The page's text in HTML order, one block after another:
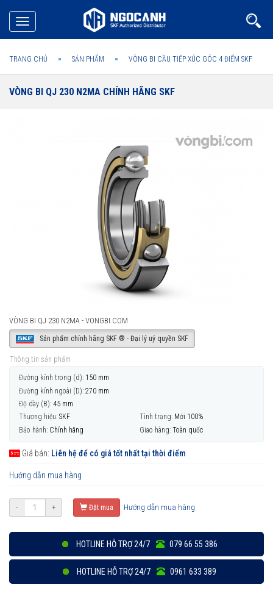
Toggle
navigation
TRANG CHỦ SẢN PHẨM VÒNG BI CẦU TIẾP XÚC GÓC 4 ĐIỂM SKF
VÒNG BI QJ 230 N2MA CHÍNH HÃNG SKF
VÒNG BI QJ 230 N2MA - VONGBI.COM
Sản phẩm chính hãng SKF ® - Đại lý uỷ quyền SKF
Thông tin sản phẩm
Đường kính trong (d): 150 mm
Đường kính ngoài (D): 270 mm
Độ dày (B): 45 mm
Thương hiệu: SKF Tình trạng: Mới 100%
Bảo hành: Chính hãng Giao hàng: Toàn quốc
Giá bán: Liên hệ để có giá tốt nhất tại thời điểm
Hướng dẫn mua hàng
- + Đặt mua Hướng dẫn mua hàng
HOTLINE HỖ TRỢ 24/7 079 66 55 386
HOTLINE HỖ TRỢ 24/7 0961 633 389